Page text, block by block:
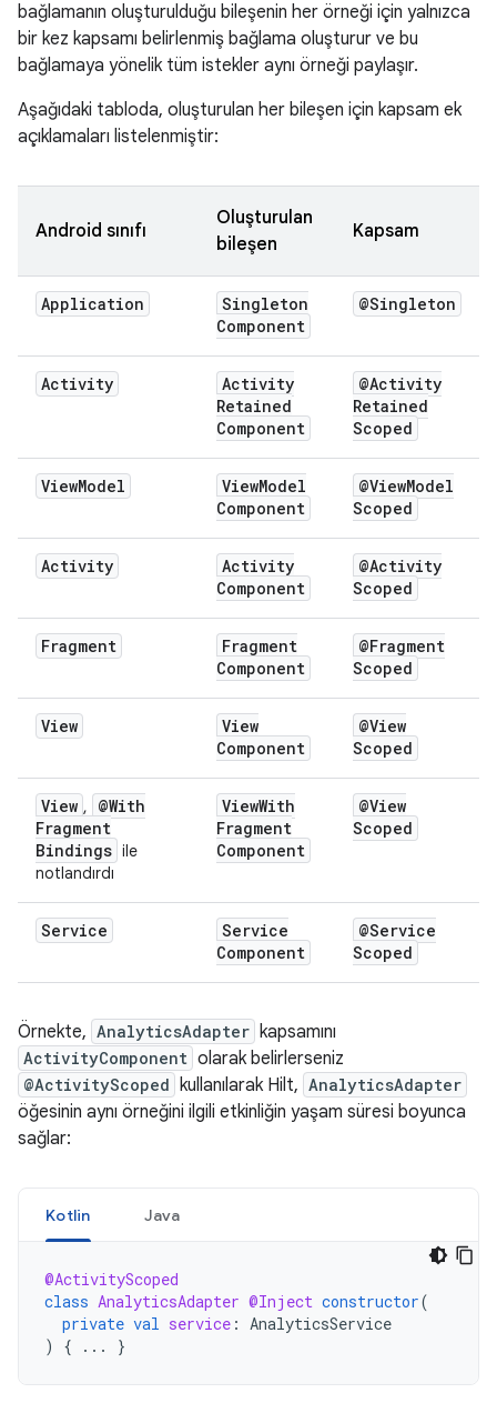
bağlamanın oluşturulduğu bileşenin her örneği için yalnızca
bir kez kapsamı belirlenmiş bağlama oluşturur ve bu
bağlamaya yönelik tüm istekler aynı örneği paylaşır.
Aşağıdaki tabloda, oluşturulan her bileşen için kapsam ek
açıklamaları listelenmiştir:
Android sınıfı
Oluşturulan
bileşen
Kapsam
Application
Singleton
Component
@Singleton
Activity
Activity
Retained
Component
@Activity
Retained
Scoped
ViewModel ViewModel
Component
@ViewModel
Scoped
Activity
Activity
Component
@Activity
Scoped
Fragment
Fragment
Component
@Fragment
Scoped
View
View
Component
@View
Scoped
View ,
@With
Fragment
Bindings ile
notlandırdı
ViewWith
Fragment
Component
@View
Scoped
Service
Service
Component
@Service
Scoped
Örnekte, AnalyticsAdapter kapsamını
ActivityComponent olarak belirlerseniz
@ActivityScoped kullanılarak Hilt, AnalyticsAdapter
öğesinin aynı örneğini ilgili etkinliğin yaşam süresi boyunca
sağlar:
Kotlin Java
@ActivityScoped
class AnalyticsAdapter @Inject constructor(
private val service : AnalyticsService
)
{ ... }